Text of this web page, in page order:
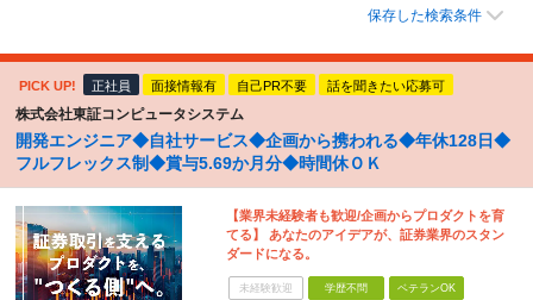
保存した検索条件
PICK UP! 正社員 面接情報有 自己PR不要 話を聞きたい応募可
株式会社東証コンピュータシステム
開発エンジニア◆自社サービス◆企画から携われる◆年休128日◆
フルフレックス制◆賞与5.69か月分◆時間休ＯＫ
【業界未経験者も歓迎/企画からプロダクトを育
てる】 あなたのアイデアが、証券業界のスタン
ダードになる。
未経験歓迎 学歴不問 ベテランOK